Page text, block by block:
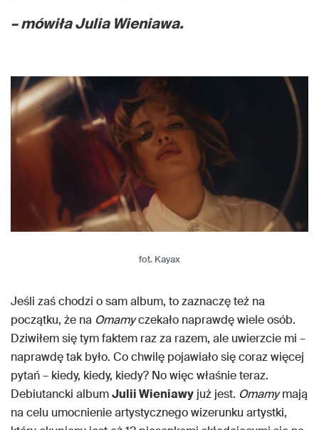
– mówiła Julia Wieniawa.
fot. Kayax
Jeśli zaś chodzi o sam album, to zaznaczę też na
początku, że na Omamyczekało naprawdę wiele osób.
Dziwiłem się tym faktem raz za razem, ale uwierzcie mi –
naprawdę tak było. Co chwilę pojawiało się coraz więcej
pytań – kiedy, kiedy, kiedy? No więc właśnie teraz.
Debiutancki albumJulii Wieniawy już jest. Omamymają
na celu umocnienie artystycznego wizerunku artystki,